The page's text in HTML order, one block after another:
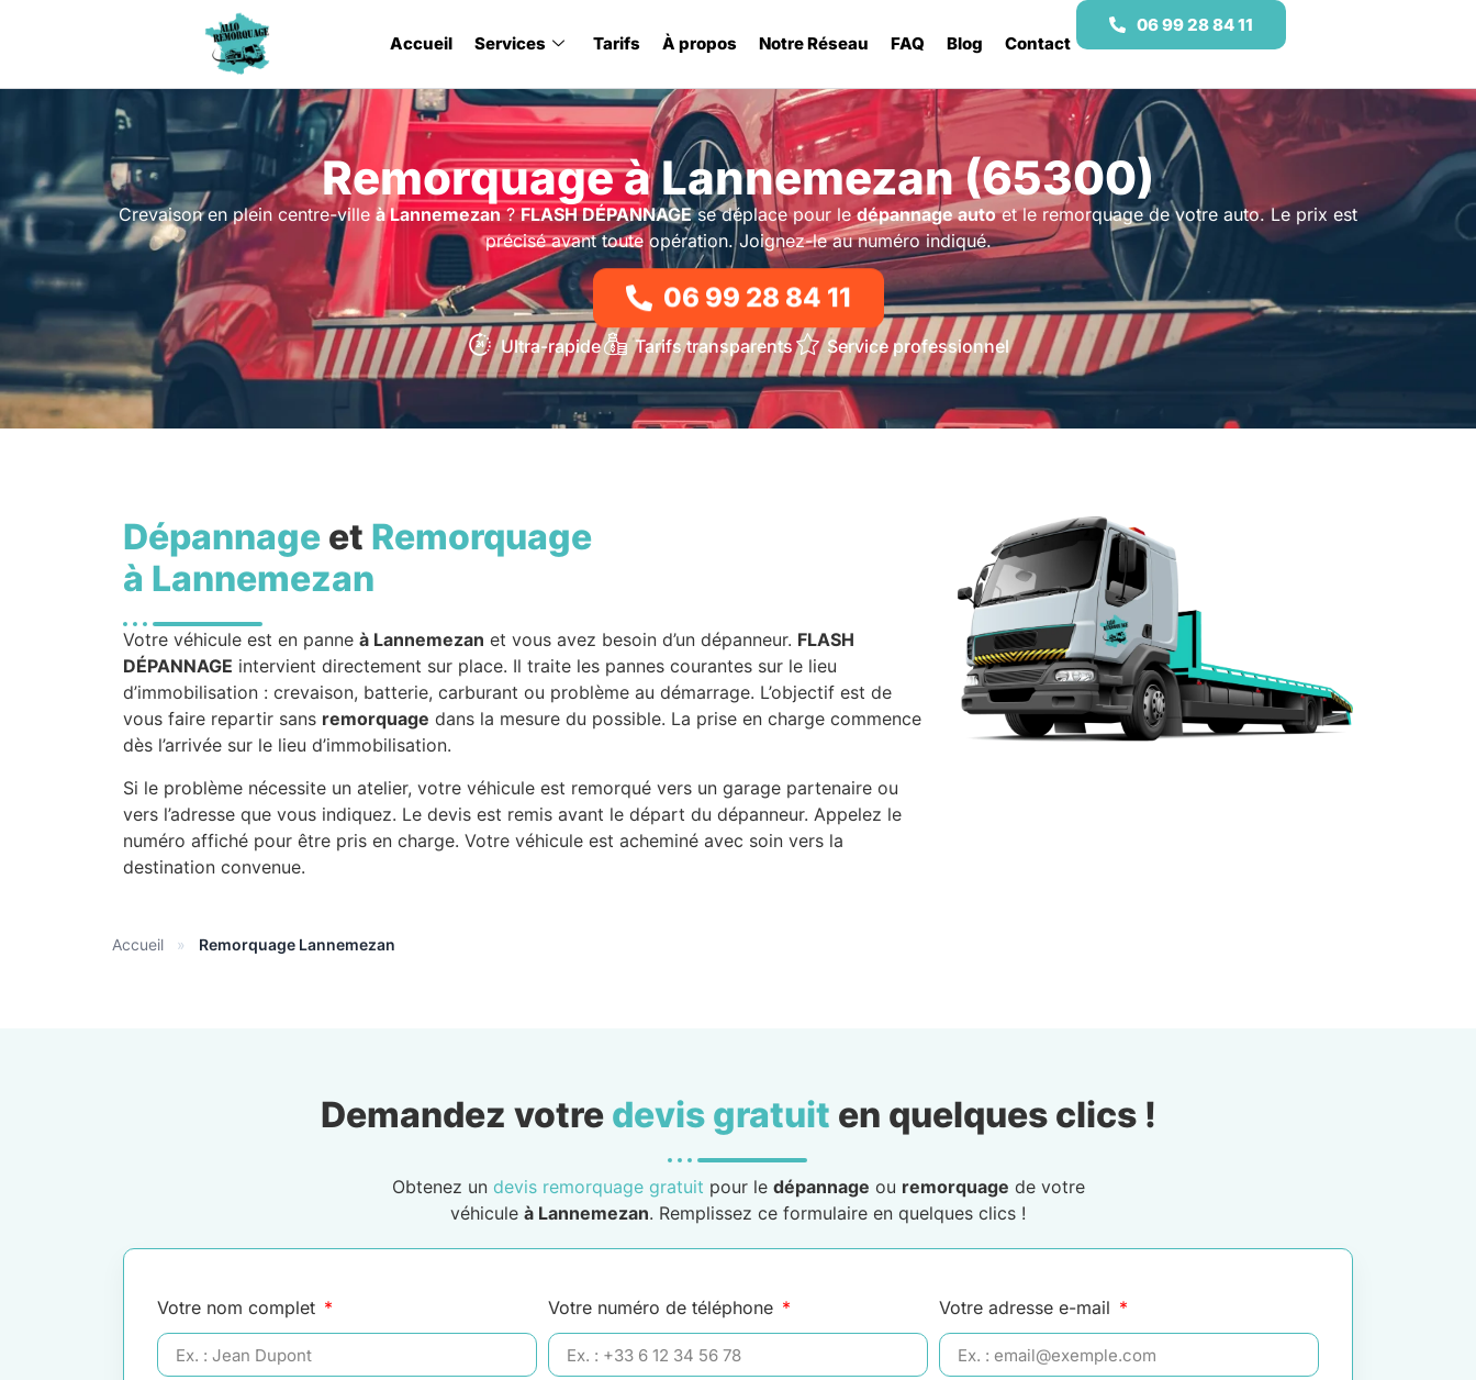
Accueil Services Tarifs À propos Notre Réseau FAQ Blog Contact
06 99 28 84 11
Remorquage à Lannemezan (65300)
Crevaison en plein centre-villeà Lannemezan?FLASH DÉPANNAGEse déplace pour ledépannage autoet le remorquage de votre auto. Le prix est
précisé avant toute opération. Joignez-le au numéro indiqué.
06 99 28 84 11
Ultra-rapide Tarifs transparents Service professionnel
Dépannage et Remorquage
à Lannemezan
Votre véhicule est en panne à Lannemezan et vous avez besoin d’un dépanneur. FLASH
DÉPANNAGE intervient directement sur place. Il traite les pannes courantes sur le lieu
d’immobilisation : crevaison, batterie, carburant ou problème au démarrage. L’objectif est de
vous faire repartir sans remorquage dans la mesure du possible. La prise en charge commence
dès l’arrivée sur le lieu d’immobilisation.
Si le problème nécessite un atelier, votre véhicule est remorqué vers un garage partenaire ou
vers l’adresse que vous indiquez. Le devis est remis avant le départ du dépanneur. Appelez le
numéro affiché pour être pris en charge. Votre véhicule est acheminé avec soin vers la
destination convenue.
Accueil » Remorquage Lannemezan
Demandez votre devis gratuit en quelques clics !
Obtenez un devis remorquage gratuit pour le dépannage ou remorquage de votre
véhicule à Lannemezan. Remplissez ce formulaire en quelques clics !
Votre nom complet Votre numéro de téléphone Votre adresse e-mail